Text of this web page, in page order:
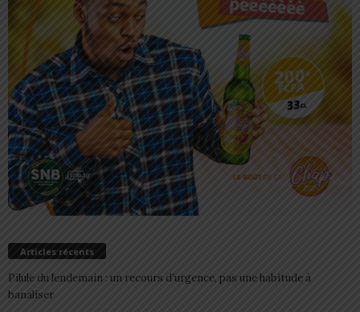
Articles récents
Pilule du lendemain : un recours d’urgence, pas une habitude à
banaliser